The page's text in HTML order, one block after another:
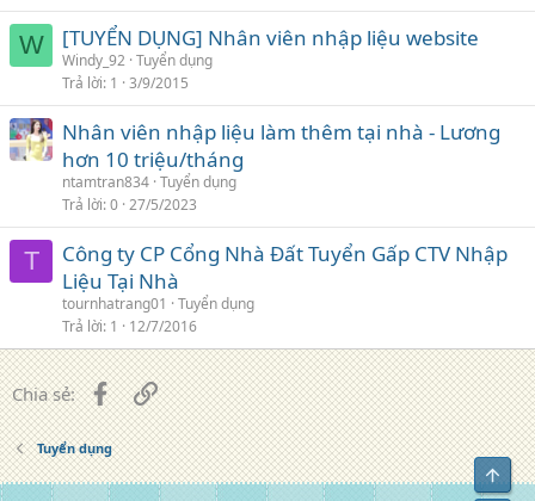
W [TUYỂN DỤNG] Nhân viên nhập liệu website
Windy_92 Tuyển dụng
Trả lời 1 3/9/2015
Nhân viên nhập liệu làm thêm tại nhà - Lương
hơn 10 triệu/tháng
ntamtran834 Tuyển dụng
Trả lời 0 27/5/2023
T
Công ty CP Cổng Nhà Đất Tuyển Gấp CTV Nhập
Liệu Tại Nhà
tournhatrang01
Tuyển dụng
Trả lời 1 12/7/2016
Chia sẻ: FacebookLiên kết
Tuyển dụng
Top